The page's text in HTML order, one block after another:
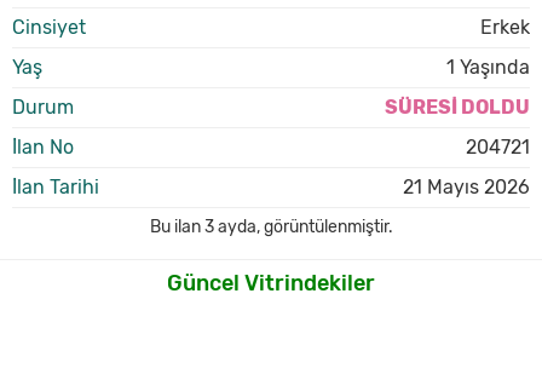
Cinsiyet
Erkek
Yaş
1 Yaşında
Durum
SÜRESİ DOLDU
İlan No
204721
İlan Tarihi
21 Mayıs 2026
Bu ilan3 ayda,görüntülenmiştir.
Güncel Vitrindekiler